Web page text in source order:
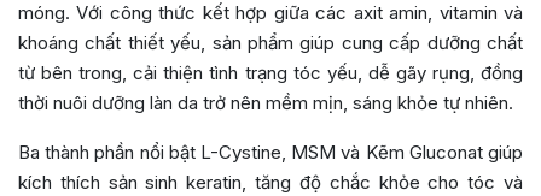
móng. Với công thức kết hợp giữa các axit amin, vitamin và
khoáng chất thiết yếu, sản phẩm giúp cung cấp dưỡng chất
từ bên trong, cải thiện tình trạng tóc yếu, dễ gãy rụng, đồng
thời nuôi dưỡng làn da trở nên mềm mịn, sáng khỏe tự nhiên.
Ba thành phần nổi bật L-Cystine, MSM và Kẽm Gluconat giúp
kích thích sản sinh keratin, tăng độ chắc khỏe cho tóc và